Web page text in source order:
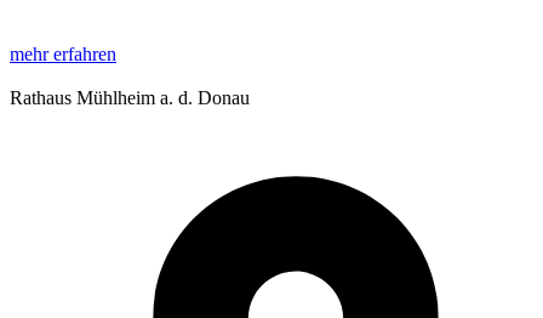
mehr erfahren
Rathaus Mühlheim a. d. Donau